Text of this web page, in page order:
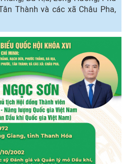
Thành và các xã Châu Pha,